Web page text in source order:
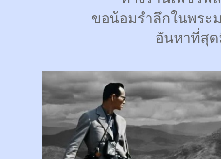
ขอน้อมรำลึกในพร
อันหาที่สุ